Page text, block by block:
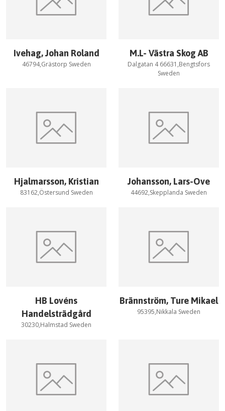
Ivehag, Johan Roland
46794,Grästorp Sweden
M.L- Västra Skog AB
Dalgatan 4 66631,Bengtsfors
Sweden
Hjalmarsson, Kristian
83162,Östersund Sweden
Johansson, Lars-Ove
44692,Skepplanda Sweden
HB Lovéns
Handelsträdgård
30230,Halmstad Sweden
Brännström, Ture Mikael
95395,Nikkala Sweden